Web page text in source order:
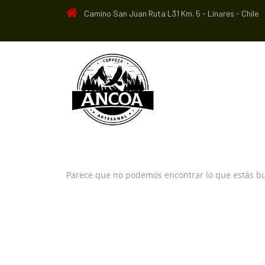
Camino San Juan Ruta L31 Km. 5 - Linares - Chile
Parece que no podemos encontrar lo que estás